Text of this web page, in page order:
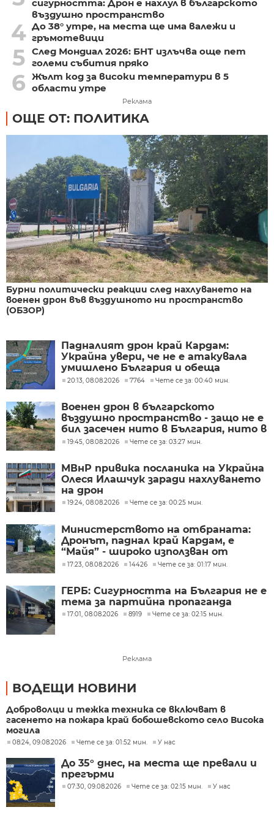
сигурността: Дрон е нахлул в българското
въздушно пространство
4 До 38° утре, на места ще има валежи и
гръмотевици
5 След Мондиал 2026: БНТ излъчва още пет
големи събития пряко
6 Жълт код за високи температури в 5
области утре
Реклама
ОЩЕ ОТ: ПОЛИТИКА
Бурни политически реакции след нахлуването на
военен дрон във въздушното ни пространство
(ОБЗОР)
Падналият дрон край Кардам:
Украйна увери, че не е атакувала
умишлено България и обеща
разследване
20:13, 08.08.2026 7764 Чете се за: 00:40 мин.
Военен дрон в българското
въздушно пространство - защо не е
бил засечен нито в България, нито в
Румъния?
19:45, 08.08.2026 Чете се за: 03:27 мин.
МВнР привика посланика на Украйна
Олеся Илашчук заради нахлуването
на дрон
19:24, 08.08.2026 Чете се за: 00:25 мин.
Министерството на отбраната:
Дронът, паднал край Кардам, е
“Майя” - широко използван от
украинската армия
17:23, 08.08.2026 14426 Чете се за: 01:17 мин.
ГЕРБ: Сигурността на България не е
тема за партийна пропаганда
17:01, 08.08.2026 8919 Чете се за: 02:15 мин.
Реклама
ВОДЕЩИ НОВИНИ
Доброволци и тежка техника се включват в
гасенето на пожара край бобошевското село Висока
могила
08:24, 09.08.2026 Чете се за: 01:52 мин. У нас
До 35° днес, на места ще превали и
прегърми
07:30, 09.08.2026 Чете се за: 02:15 мин. У нас